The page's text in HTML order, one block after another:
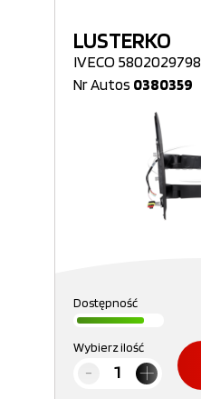
LUSTERKO
IVECO 5802029798
Nr Autos 0380359
Dostępność
Wybierz ilość